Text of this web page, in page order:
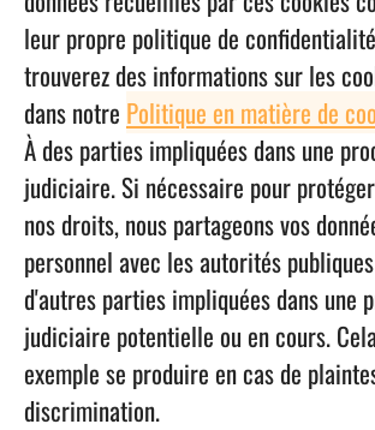
leur propre politique de
trouverez des informations sur les
dans notre Politique en matière de
À des parties impliquées dans une
judiciaire.Si nécessaire pour
nos droits, nous partageons vos
personnel avec les autorités
d'autres parties impliquées dans une
judiciaire potentielle ou en cours.
exemple se produire en cas de
discrimination.